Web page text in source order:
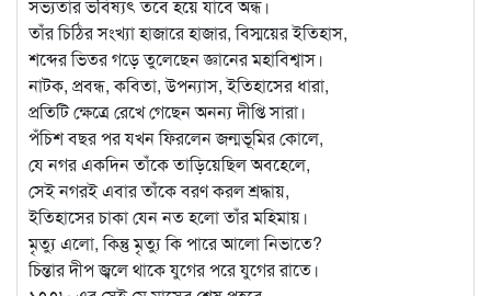
সভ্যতার ভবিষ্যৎ তবে হয়ে যাবে অন্ধ।
তাঁর চিঠির সংখ্যা হাজারে হাজার, বিস্ময়ের ইতিহাস,
শব্দের ভিতর গড়ে তুলেছেন জ্ঞানের মহাবিশ্বাস।
নাটক, প্রবন্ধ, কবিতা, উপন্যাস, ইতিহাসের ধারা,
প্রতিটি ক্ষেত্রে রেখে গেছেন অনন্য দীপ্তি সারা।
পঁচিশ বছর পর যখন ফিরলেন জন্মভূমির কোলে,
যে নগর একদিন তাঁকে তাড়িয়েছিল অবহেলে,
সেই নগরই এবার তাঁকে বরণ করল শ্রদ্ধায়,
ইতিহাসের চাকা যেন নত হলো তাঁর মহিমায়।
মৃত্যু এলো, কিন্তু মৃত্যু কি পারে আলো নিভাতে?
চিন্তার দীপ জ্বলে থাকে যুগের পরে যুগের রাতে।